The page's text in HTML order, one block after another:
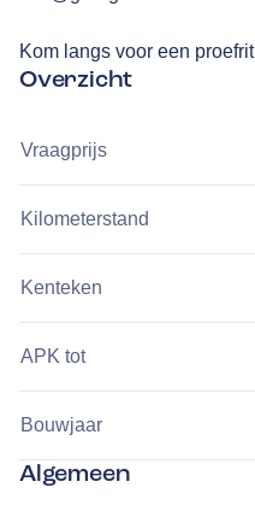
Kom langs voor een proefrit
Overzicht
Vraagprijs
Kilometerstand
Kenteken
APK tot
Bouwjaar
Algemeen